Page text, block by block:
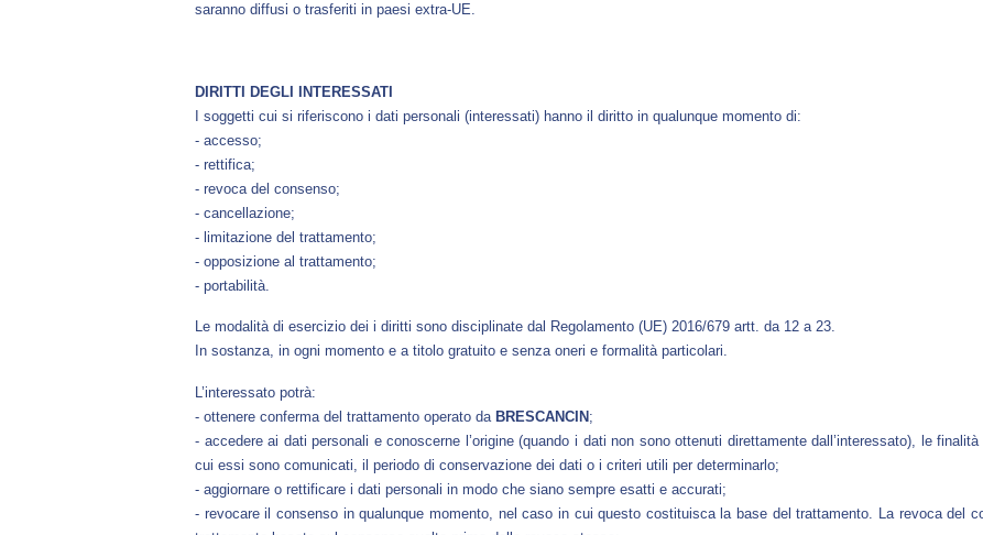
saranno diffusi o trasferiti in paesi extra-UE.
DIRITTI DEGLI INTERESSATI
I soggetti cui si riferiscono i dati personali (interessati) hanno il diritto in qualunque momento di:
- accesso;
- rettifica;
- revoca del consenso;
- cancellazione;
- limitazione del trattamento;
- opposizione al trattamento;
- portabilità.
Le modalità di esercizio dei i diritti sono disciplinate dal Regolamento (UE) 2016/679 artt. da 12 a 23.
In sostanza, in ogni momento e a titolo gratuito e senza oneri e formalità particolari.
L’interessato potrà:
- ottenere conferma del trattamento operato da BRESCANCIN;
- accedere ai dati personali e conoscerne l’origine (quando i dati non sono ottenuti direttamente dall’interessato), le
cui essi sono comunicati, il periodo di conservazione dei dati o i criteri utili per determinarlo;
- aggiornare o rettificare i dati personali in modo che siano sempre esatti e accurati;
- revocare il consenso in qualunque momento, nel caso in cui questo costituisca la base del trattamento. La revoca del